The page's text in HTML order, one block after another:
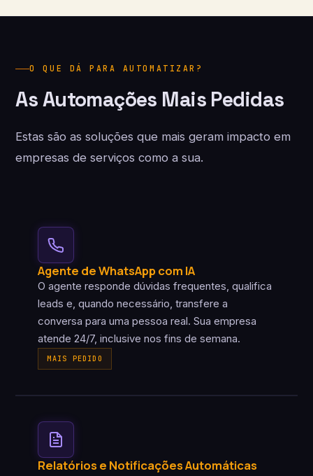
O QUE DÁ PARA AUTOMATIZAR?
As Automações Mais Pedidas
Estas são as soluções que mais geram impacto em
empresas de serviços como a sua.
Agente de WhatsApp com IA
O agente responde dúvidas frequentes, qualifica
leads e, quando necessário, transfere a
conversa para uma pessoa real. Sua empresa
atende 24/7, inclusive nos fins de semana.
MAIS PEDIDO
Relatórios e Notificações Automáticas